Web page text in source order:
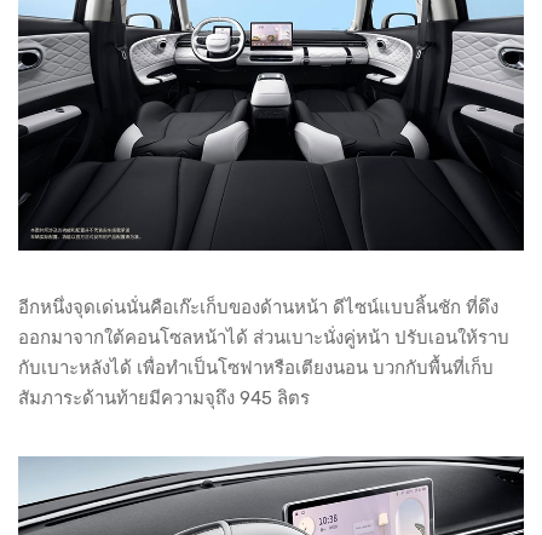
อีกหนึ่งจุดเด่นนั่นคือเก๊ะเก็บของด้านหน้า ดีไซน์แบบลิ้นชัก ที่ดึง
ออกมาจากใต้คอนโซลหน้าได้ ส่วนเบาะนั่งคู่หน้า ปรับเอนให้ราบ
กับเบาะหลังได้ เพื่อทำเป็นโซฟาหรือเตียงนอน บวกกับพื้นที่เก็บ
สัมภาระด้านท้ายมีความจุถึง 945 ลิตร